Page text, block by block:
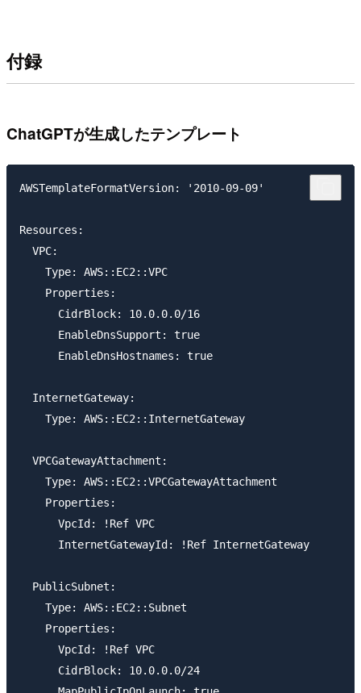
付録
ChatGPTが生成したテンプレート
AWSTemplateFormatVersion: '2010-09-09'
Resources:
  VPC:
    Type: AWS::EC2::VPC
    Properties:
      CidrBlock: 10.0.0.0/16
      EnableDnsSupport: true
      EnableDnsHostnames: true
  InternetGateway:
    Type: AWS::EC2::InternetGateway
  VPCGatewayAttachment:
    Type: AWS::EC2::VPCGatewayAttachment
    Properties:
      VpcId: !Ref VPC
      InternetGatewayId: !Ref InternetGateway
  PublicSubnet:
    Type: AWS::EC2::Subnet
    Properties:
      VpcId: !Ref VPC
      CidrBlock: 10.0.0.0/24